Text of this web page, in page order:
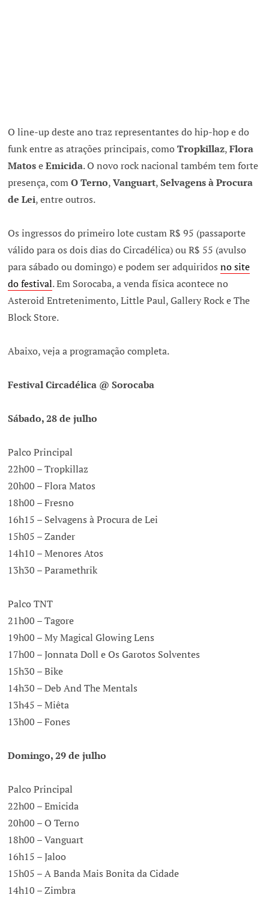
O line-up deste ano traz representantes do hip-hop e do
funk entre as atrações principais, comoTropkillaz,Flora
MatoseEmicida. O novo rock nacional também tem forte
presença, comO Terno,Vanguart,Selvagens à Procura
de Lei, entre outros.
Os ingressos do primeiro lote custam R$ 95 (passaporte
válido para os dois dias do Circadélica) ou R$ 55 (avulso
para sábado ou domingo) e podem ser adquiridosno site
do festival. Em Sorocaba, a venda física acontece no
Asteroid Entretenimento, Little Paul, Gallery Rock e The
Block Store.
Abaixo, veja a programação completa.
Festival Circadélica @ Sorocaba
Sábado, 28 de julho
Palco Principal
22h00 – Tropkillaz
20h00 – Flora Matos
18h00 – Fresno
16h15 – Selvagens à Procura de Lei
15h05 – Zander
14h10 – Menores Atos
13h30 – Paramethrik
Palco TNT
21h00 – Tagore
19h00 – My Magical Glowing Lens
17h00 – Jonnata Doll e Os Garotos Solventes
15h30 – Bike
14h30 – Deb And The Mentals
13h45 – Miêta
13h00 – Fones
Domingo, 29 de julho
Palco Principal
22h00 – Emicida
20h00 – O Terno
18h00 – Vanguart
16h15 – Jaloo
15h05 – A Banda Mais Bonita da Cidade
14h10 – Zimbra